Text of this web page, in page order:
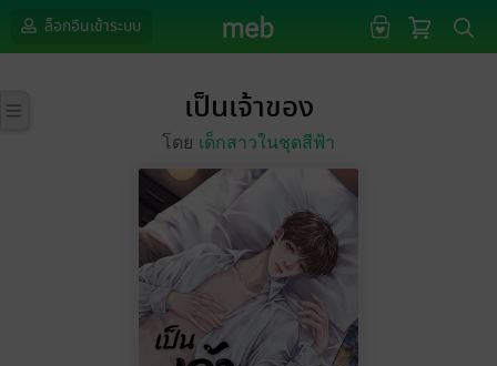
ล็อกอินเข้าระบบ
เป็นเจ้าของ
โดย เด็กสาวในชุดสีฟ้า